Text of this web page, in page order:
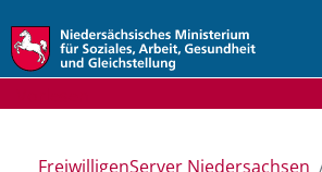
FreiwilligenServer Niedersachsen